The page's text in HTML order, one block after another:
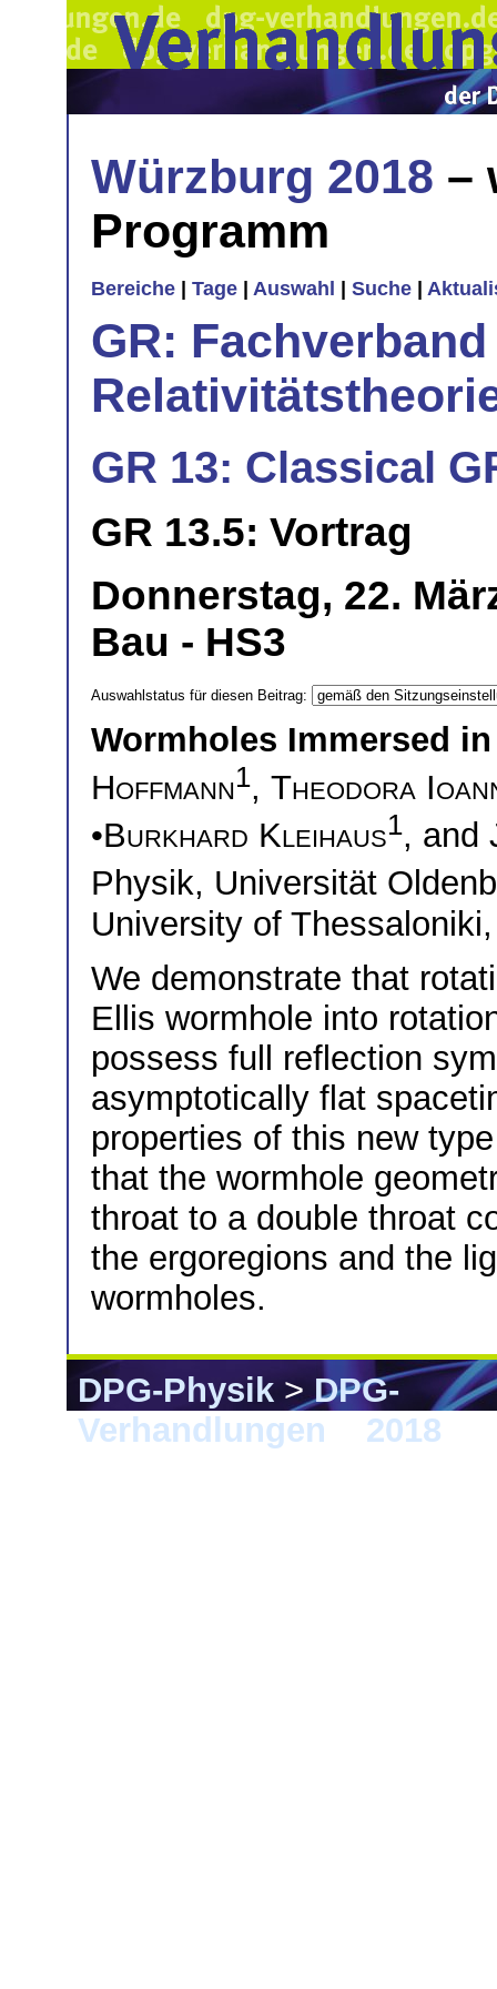
Würzburg 2018 –
Programm
Bereiche Tage Auswahl Suche
GR:
GR 13: Classical
GR 13.5: Vortrag
Donnerstag, 22.
Bau - HS3
Auswahlstatus für diesen Beitrag:
Wormholes Immersed
Hoffmann1, Theodora
•Burkhard Kleihaus1, and
Physik, Universität
University of
We demonstrate that
Ellis wormhole into
possess full reflection
asymptotically flat
properties of this new
that the wormhole
throat to a double throat
the ergoregions and the
wormholes.
DPG-Physik>DPG-
Verhandlungen
2018